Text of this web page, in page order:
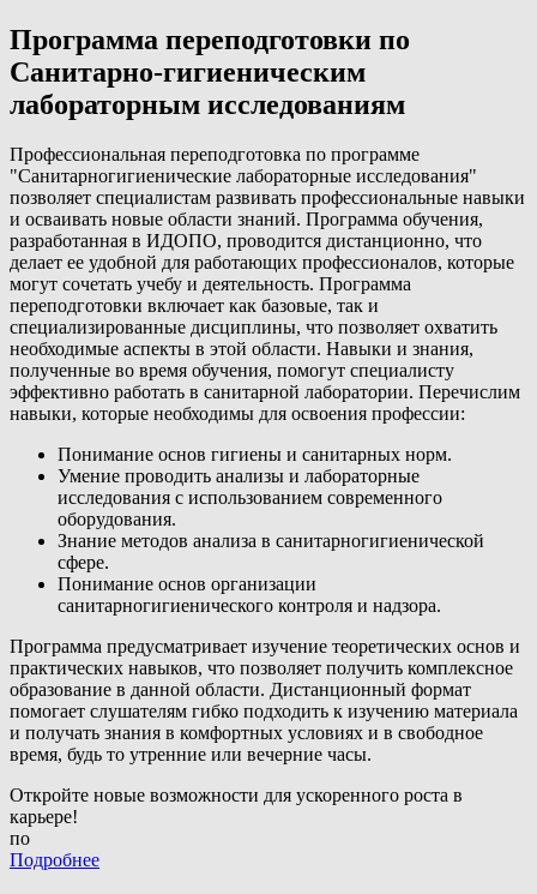
Программа переподготовки по
Санитарно-гигиеническим
лабораторным исследованиям
Профессиональная переподготовка по программе
"Санитарногигиенические лабораторные исследования"
позволяет специалистам развивать профессиональные навыки
и осваивать новые области знаний. Программа обучения,
разработанная в ИДОПО, проводится дистанционно, что
делает ее удобной для работающих профессионалов, которые
могут сочетать учебу и деятельность. Программа
переподготовки включает как базовые, так и
специализированные дисциплины, что позволяет охватить
необходимые аспекты в этой области. Навыки и знания,
полученные во время обучения, помогут специалисту
эффективно работать в санитарной лаборатории. Перечислим
навыки, которые необходимы для освоения профессии:
Понимание основ гигиены и санитарных норм.
Умение проводить анализы и лабораторные
исследования с использованием современного
оборудования.
Знание методов анализа в санитарногигиенической
сфере.
Понимание основ организации
санитарногигиенического контроля и надзора.
Программа предусматривает изучение теоретических основ и
практических навыков, что позволяет получить комплексное
образование в данной области. Дистанционный формат
помогает слушателям гибко подходить к изучению материала
и получать знания в комфортных условиях и в свободное
время, будь то утренние или вечерние часы.
Откройте новые возможности для ускоренного роста в
карьере!
по
Подробнее